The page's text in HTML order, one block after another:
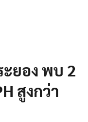
ยอง พบ 2
สูงกว่า